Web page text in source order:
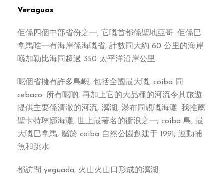
Veraguas
佢係四個中部省份之一, 它嘅首都係聖地亞哥. 佢係巴
拿馬唯一有海岸係海嘅省, 計數同大約 60 公里的海岸
喺加勒比海同超過 350 太平洋沿岸公里.
呢個省擁有許多島嶼, 包括全國最大嘅, coiba 同
cebaco. 所有呢啲, 再加上它的大品種的河流令其旅遊
提供主要係清澈的河流, 瀉湖, 瀑布同靚嘅海灘. 我推薦
聖卡特琳娜海灘, 世上最著名的衝浪之一; coiba 島, 最
大嘅巴拿馬, 屬於 coiba 自然公園創建于 1991; 運動捕
魚和跳水.
都訪問 yeguada, 火山火山口形成的瀉湖.